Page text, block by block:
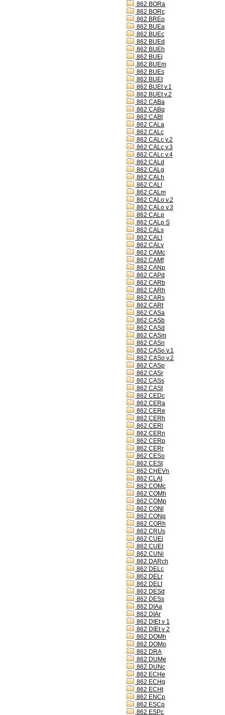
862 BORa
862 BORc
862 BREo
862 BUEa
862 BUEc
862 BUEd
862 BUEh
862 BUEj
862 BUEm
862 BUEs
862 BUEt
862 BUEt v.1
862 BUEt v.2
862 CABa
862 CABq
862 CABt
862 CALa
862 CALc
862 CALc v.2
862 CALc v.3
862 CALc v.4
862 CALd
862 CALg
862 CALh
862 CALl
862 CALm
862 CALo v.2
862 CALo v.3
862 CALp
862 CALp S
862 CALs
862 CALt
862 CALv
862 CAMc
862 CAMf
862 CANp
862 CAPd
862 CARb
862 CARh
862 CARs
862 CARt
862 CASa
862 CASb
862 CASd
862 CASm
862 CASn
862 CASo v.1
862 CASo v.2
862 CASp
862 CASr
862 CASs
862 CASt
862 CEDc
862 CERa
862 CERe
862 CERh
862 CERl
862 CERn
862 CERp
862 CERr
862 CESo
862 CESt
862 CHEVn
862 CLAt
862 COMc
862 COMh
862 COMp
862 CONl
862 CONp
862 CORh
862 CRUs
862 CUEi
862 CUEt
862 CUNi
862 DARch
862 DELc
862 DELr
862 DELt
862 DESd
862 DESs
862 DIAa
862 DIAr
862 DIEt v 1
862 DIEt v 2
862 DOMh
862 DOMo
862 DRA
862 DUMe
862 DUNc
862 ECHe
862 ECHg
862 ECHt
862 ENCp
862 ESCp
862 ESPc